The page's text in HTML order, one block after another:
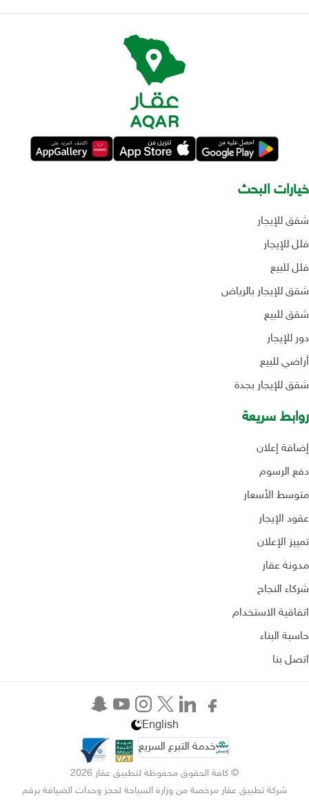
خيارات البحث
شقق للإيجار
فلل للإيجار
فلل للبيع
شقق للإيجار بالرياض
شقق للبيع
دور للإيجار
أراضي للبيع
شقق للإيجار بجدة
روابط سريعة
إضافة إعلان
دفع الرسوم
متوسط الأسعار
عقود الإيجار
تمييز الإعلان
مدونة عقار
شركاء النجاح
اتفاقية الاستخدام
حاسبة البناء
اتصل بنا
English
خدمة التبرع السريع
© كافة الحقوق محفوظة لتطبيق عقار 2026
شركة تطبيق عقار مرخصة من وزارة السياحة لحجز وحدات الضيافة برقم